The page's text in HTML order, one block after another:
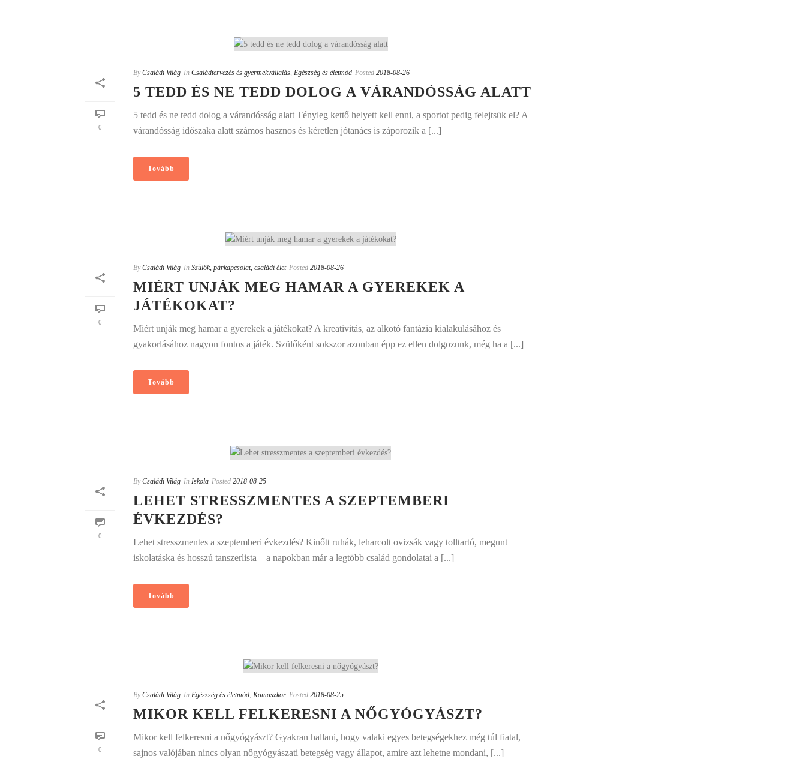
0
By Családi Világ In Családtervezés és gyermekvállalás Egészség és életmód Posted 2018-08-26
5 TEDD ÉS NE TEDD DOLOG A VÁRANDÓSSÁG ALATT
5 tedd és ne tedd dolog a várandósság alatt Tényleg kettő helyett kell enni, a sportot pedig felejtsük el? A
várandósság időszaka alatt számos hasznos és kéretlen jótanács is záporozik a [...]
Tovább
0
By Családi Világ In Szülők, párkapcsolat, családi élet Posted 2018-08-26
MIÉRT UNJÁK MEG HAMAR A GYEREKEK A
JÁTÉKOKAT?
Miért unják meg hamar a gyerekek a játékokat? A kreativitás, az alkotó fantázia kialakulásához és
gyakorlásához nagyon fontos a játék. Szülőként sokszor azonban épp ez ellen dolgozunk, még ha a [...]
Tovább
0
By Családi Világ In Iskola Posted 2018-08-25
LEHET STRESSZMENTES A SZEPTEMBERI
ÉVKEZDÉS?
Lehet stresszmentes a szeptemberi évkezdés? Kinőtt ruhák, leharcolt ovizsák vagy tolltartó, megunt
iskolatáska és hosszú tanszerlista – a napokban már a legtöbb család gondolatai a [...]
Tovább
0
By Családi Világ In Egészség és életmód, Kamaszkor Posted 2018-08-25
MIKOR KELL FELKERESNI A NŐGYÓGYÁSZT?
Mikor kell felkeresni a nőgyógyászt? Gyakran hallani, hogy valaki egyes betegségekhez még túl fiatal,
sajnos valójában nincs olyan nőgyógyászati betegség vagy állapot, amire azt lehetne mondani, [...]